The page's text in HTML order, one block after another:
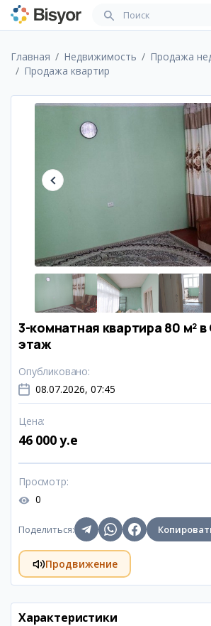
Главная Недвижимость
Продажа
Продажа квартир
3-комнатная квартира 80 м²
этаж
Опубликовано:
08.07.2026, 07:45
Цена:
46 000 y.e
Просмотр:
0
Поделиться:
Продвижение
Характеристики